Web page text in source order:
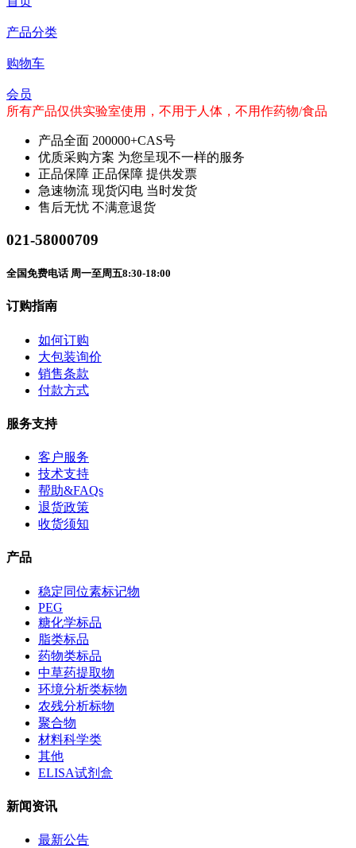
产品分类
购物车
会员
所有产品仅供实验室使用，不用于人体，不用作药物/食品
产品全面 200000+CAS号
优质采购方案 为您呈现不一样的服务
正品保障 正品保障 提供发票
急速物流 现货闪电 当时发货
售后无忧 不满意退货
021-58000709
全国免费电话 周一至周五8:30-18:00
订购指南
如何订购
大包装询价
销售条款
付款方式
服务支持
客户服务
技术支持
帮助&FAQs
退货政策
收货须知
产品
稳定同位素标记物
PEG
糖化学标品
脂类标品
药物类标品
中草药提取物
环境分析类标物
农残分析标物
聚合物
材料科学类
其他
ELISA试剂盒
新闻资讯
最新公告